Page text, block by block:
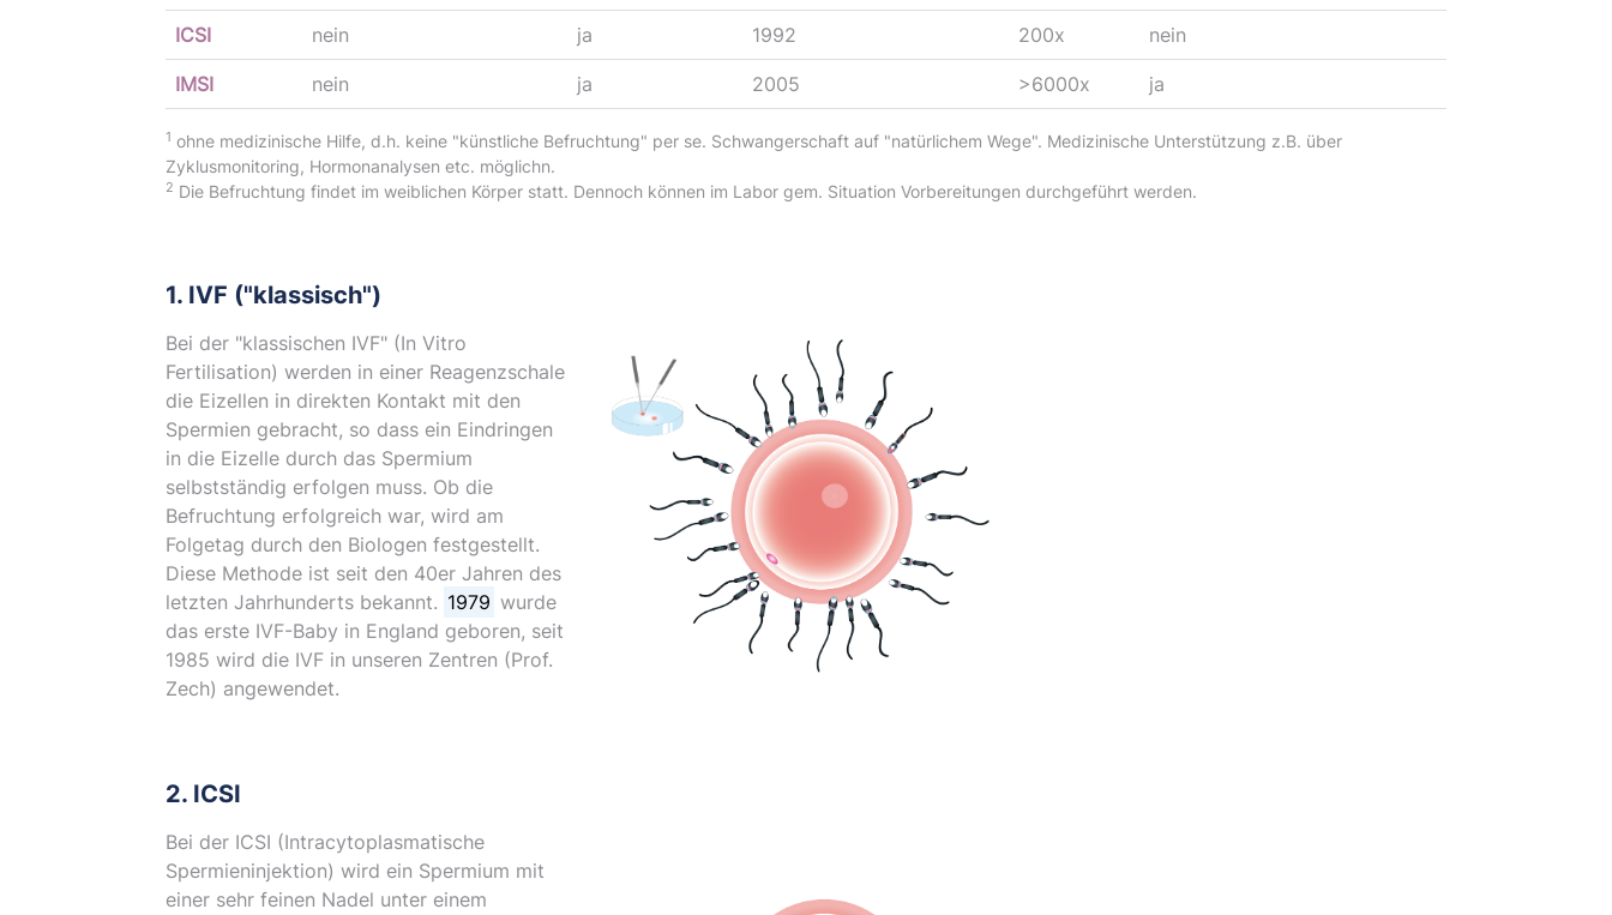
ICSI nein ja 1992 200x nein
IMSI nein ja 2005 >6000x ja
1 ohne medizinische Hilfe, d.h. keine "künstliche Befruchtung" per se. Schwangerschaft auf "natürlichem Wege". Medizinische Unterstützung z.B. über
Zyklusmonitoring, Hormonanalysen etc. möglichn.
2 Die Befruchtung findet im weiblichen Körper statt. Dennoch können im Labor gem. Situation Vorbereitungen durchgeführt werden.
1. IVF ("klassisch")
Bei der "klassischen IVF" (In Vitro
Fertilisation) werden in einer Reagenzschale
die Eizellen in direkten Kontakt mit den
Spermien gebracht, so dass ein Eindringen
in die Eizelle durch das Spermium
selbstständig erfolgen muss. Ob die
Befruchtung erfolgreich war, wird am
Folgetag durch den Biologen festgestellt.
Diese Methode ist seit den 40er Jahren des
letzten Jahrhunderts bekannt. 1979 wurde
das erste IVF-Baby in England geboren, seit
1985 wird die IVF in unseren Zentren (Prof.
Zech) angewendet.
2. ICSI
Bei der ICSI (Intracytoplasmatische
Spermieninjektion) wird ein Spermium mit
einer sehr feinen Nadel unter einem